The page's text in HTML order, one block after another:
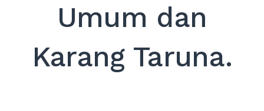
Umum dan
Karang Taruna.